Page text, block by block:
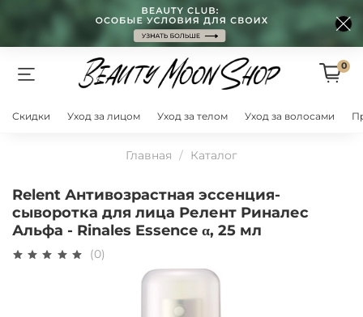
0
Скидки Уход за лицом Уход за телом Уход за волосами
Главная Каталог
Relent Антивозрастная эссенция-
сыворотка для лица Релент Риналес
Альфа - Rinales Essence α, 25 мл
(0)